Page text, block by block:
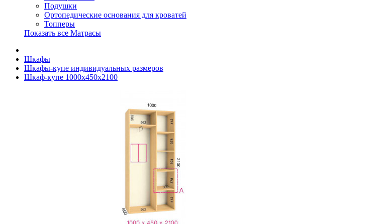
Подушки
Ортопедические основания для кроватей
Топперы
Показать все Матрасы
Шкафы
Шкафы-купе индивидуальных размеров
Шкаф-купе 1000х450х2100